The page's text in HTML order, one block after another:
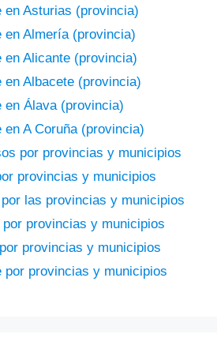
en Asturias (provincia)
en Almería (provincia)
en Alicante (provincia)
en Albacete (provincia)
en Álava (provincia)
en A Coruña (provincia)
por provincias y municipios
provincias y municipios
las provincias y municipios
por provincias y municipios
provincias y municipios
por provincias y municipios